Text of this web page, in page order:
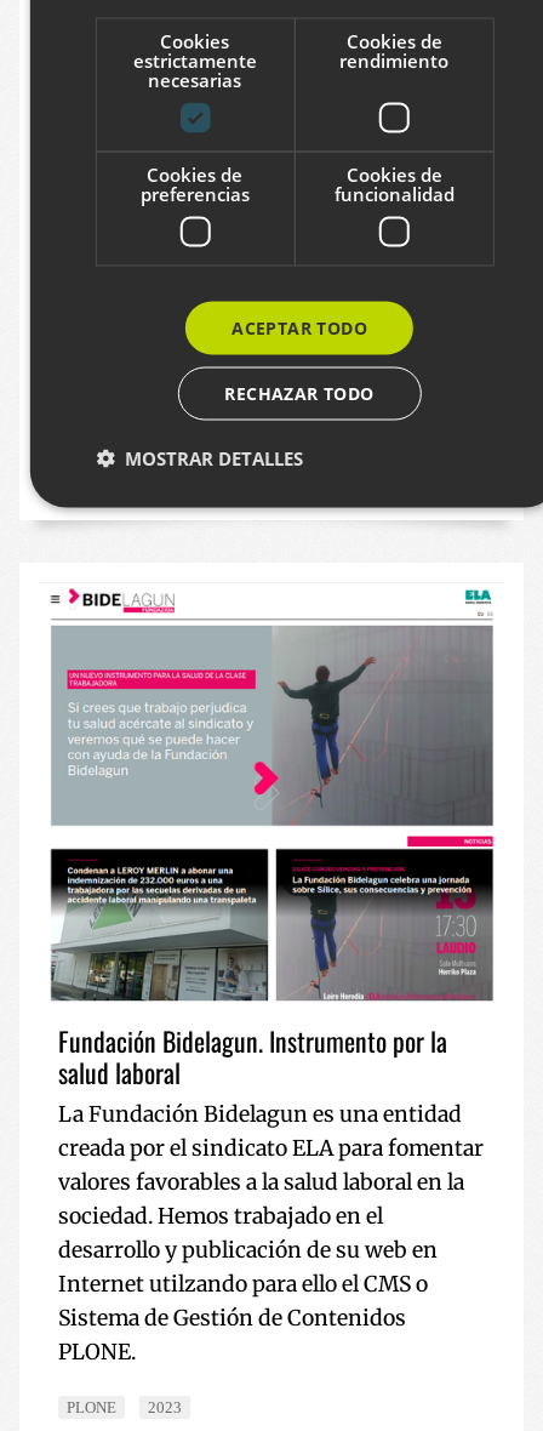
Nueva web de DEBEGESA
Hemos desarrollado la nueva web de
DEBEGESA, la sociedad para el desarrollo
socioeconómico de DEBABARRENA. En la
web desarrollada en WordPress, podrás
encontrar información actualizada sobre
todos los servicios que ofrece la Agencia
de desarrollo comarcal, pionera en el País
WORDPRESS EADMINISTRACION
Fundación Bidelagun. Instrumento por la
salud laboral
La Fundación Bidelagun es una entidad
creada por el sindicato ELA para fomentar
valores favorables a la salud laboral en la
sociedad. Hemos trabajado en el
desarrollo y publicación de su web en
Internet utilzando para ello el CMS o
Sistema de Gestión de Contenidos
PLONE.
PLONE 2023
Cookies
estrictamente
necesarias
Cookies de
rendimiento
Cookies de
preferencias
Cookies de
funcionalidad
ACEPTAR TODO
RECHAZAR TODO
MOSTRAR DETALLES
Cookies de rendimiento
Cookies de funcionalidad
Las cookies estrictamente necesarias permiten la
funcionalidad principal del sitio web, como el inicio de
sesión de usuario y la gestión de cuentas. El sitio web no se
puede utilizar correctamente sin las cookies estrictamente
necesarias.
Proveedor / Dominio
57
CookieScriptConsent
CookieScript
VISITOR_PRIVACY_METADATA
YouTube
.youtube.com
Política de
Privacidad de Google